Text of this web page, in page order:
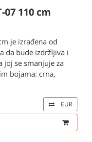
07 110 cm
je izrađena od
da bude izdržljiva i
joj se smanjuje za
bojama: crna,
EUR